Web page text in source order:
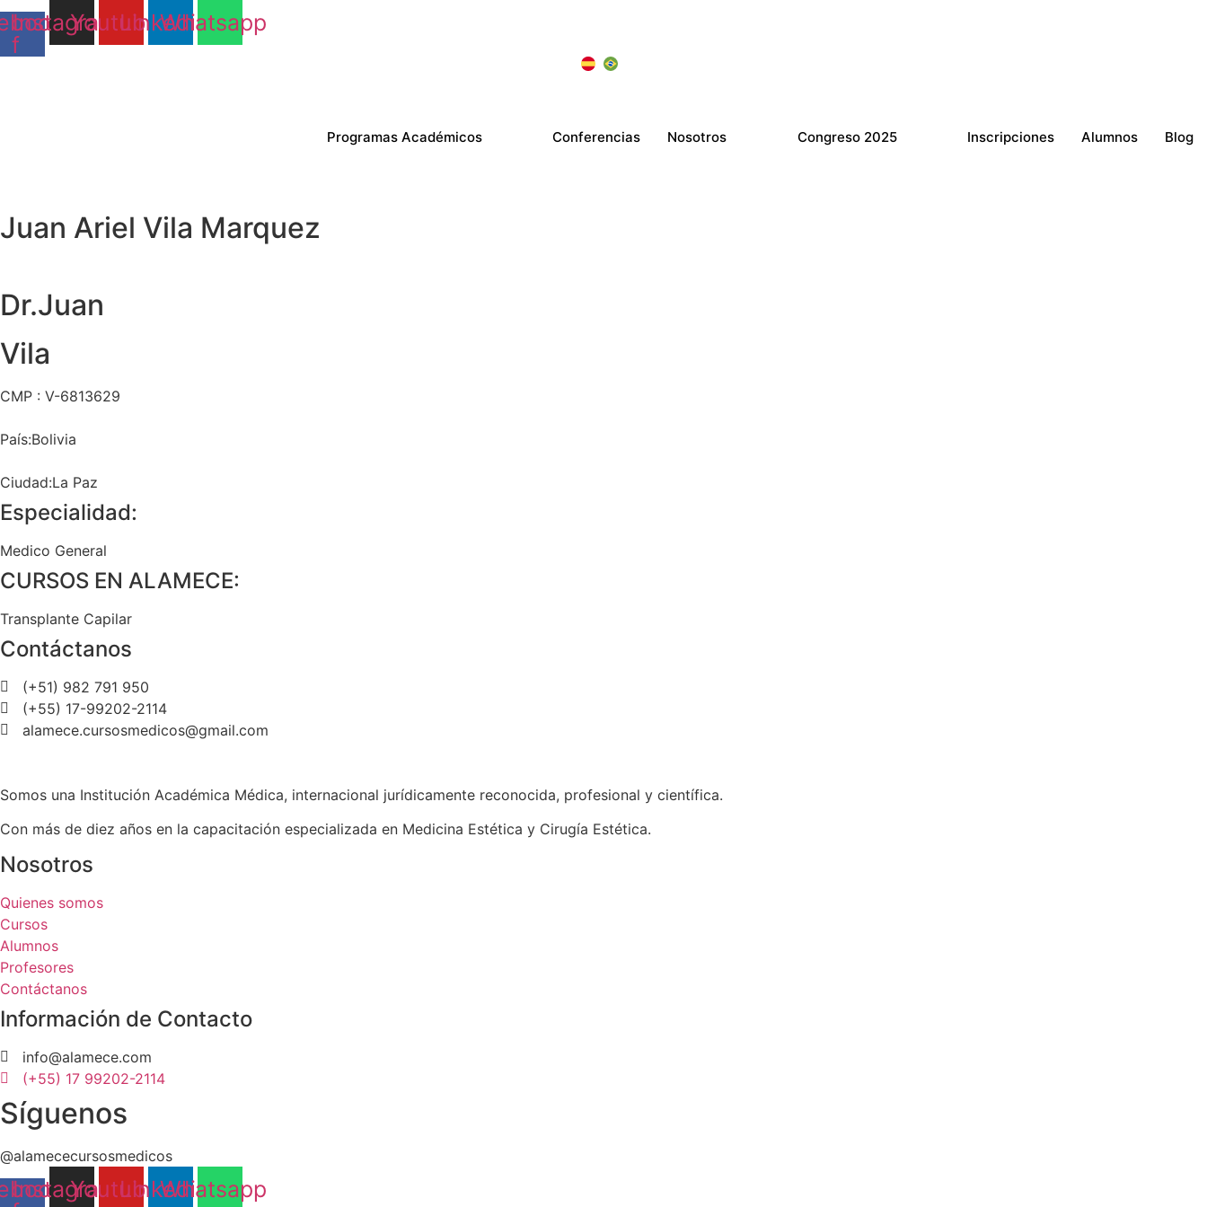
Ir
al
contenido
f
Instagram
YoutubeLinkedin
Whatsapp
Programas Académicos Conferencias Nosotros Congreso 2025 Inscripciones Alumnos Blog
Juan Ariel Vila Marquez
Dr.Juan
Vila
CMP : V-6813629
País:Bolivia
Ciudad:La Paz
Especialidad:
Medico General
CURSOS EN ALAMECE:
Transplante Capilar
Contáctanos
(+51) 982 791 950
(+55) 17-99202-2114
alamece.cursosmedicos@gmail.com
Somos una Institución Académica Médica, internacional jurídicamente reconocida, profesional y científica.
Con más de diez años en la capacitación especializada en Medicina Estética y Cirugía Estética.
Nosotros
Quienes somos
Cursos
Alumnos
Profesores
Contáctanos
Información de Contacto
info@alamece.com
(+55) 17 99202-2114
Síguenos
@alamececursosmedicos
Instagram
YoutubeLinkedin
Whatsapp